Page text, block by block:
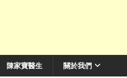
陳家寶醫生 關於我們